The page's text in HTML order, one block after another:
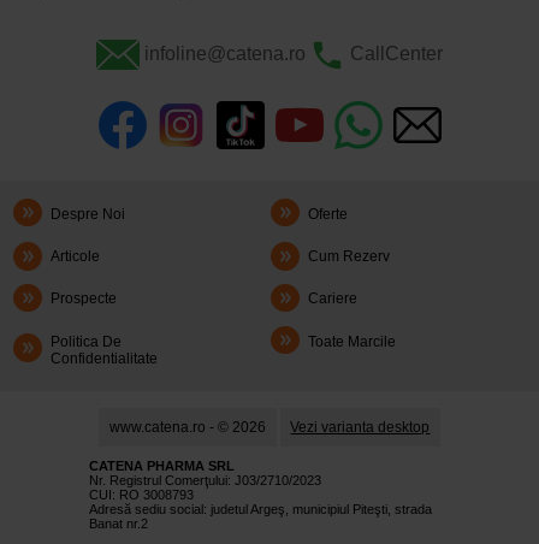
infoline@catena.ro CallCenter
Despre Noi Oferte
Articole Cum Rezerv
Prospecte Cariere
Politica De
Confidentialitate
Toate Marcile
www.catena.ro - © 2026 Vezi varianta desktop
CATENA PHARMA SRL
Nr. Registrul Comerţului: J03/2710/2023
CUI: RO 3008793
Adresă sediu social: judetul Argeş, municipiul Piteşti, strada
Banat nr.2